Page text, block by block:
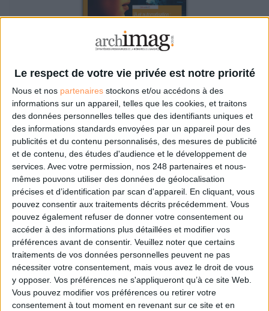
Le respect de votre vie privée est notre priorité
Nous et nos partenaires stockons et/ou accédons à des
informations sur un appareil, telles que les cookies, et traitons
des données personnelles telles que des identifiants uniques et
des informations standards envoyées par un appareil pour des
publicités et du contenu personnalisés, des mesures de publicité
et de contenu, des études d'audience et le développement de
services. Avec votre permission, nos 248 partenaires et nous-
mêmes pouvons utiliser des données de géolocalisation
précises et d’identification par scan d'appareil. En cliquant, vous
pouvez consentir aux traitements décrits précédemment. Vous
pouvez également refuser de donner votre consentement ou
accéder à des informations plus détaillées et modifier vos
préférences avant de consentir. Veuillez noter que certains
traitements de vos données personnelles peuvent ne pas
nécessiter votre consentement, mais vous avez le droit de vous
y opposer. Vos préférences ne s'appliqueront qu’à ce site Web.
Vous pouvez modifier vos préférences ou retirer votre
consentement à tout moment en revenant sur ce site et en
Abonnez-vous
NOUS SUIVRE
Facebook
Twitter
Linkedin
RSS